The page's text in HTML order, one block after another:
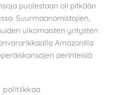
puolestaan oli pitkään
Suurmaanomistajien,
ulkomaisten yritysten
Amazonilla
perinteisiä
politiikkaa